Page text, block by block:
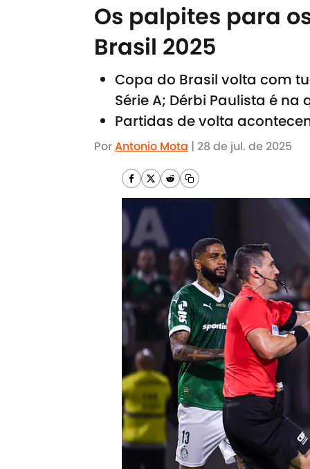
Os palpites para
Brasil 2025
Copa do Brasil volta com
Série A; Dérbi Paulista é
Partidas de volta
PorAntonio Mota | 28 de jul. de 2025